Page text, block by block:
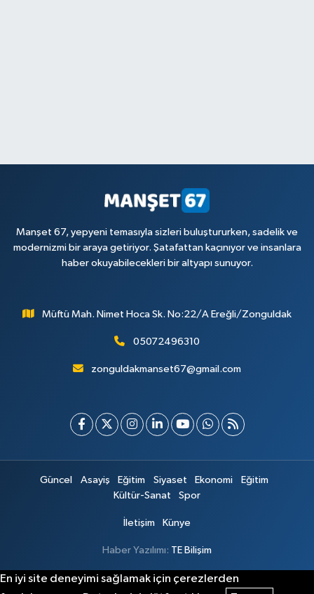
Manşet 67, yepyeni temasıyla sizleri buluştururken, sadelik ve
modernizmi bir araya getiriyor. Şatafattan kaçınıyor ve insanlara
haber okuyabilecekleri bir altyapı sunuyor.
Müftü Mah. Nimet Hoca Sk. No:22/A Ereğli/Zonguldak
05072496310
zonguldakmanset67@gmail.com
Güncel Asayiş Eğitim Siyaset Ekonomi
Eğitim
Kültür-Sanat
Spor
İletişim Künye
Haber Yazılımı: TE Bilişim
En iyi site deneyimi sağlamak için çerezlerden